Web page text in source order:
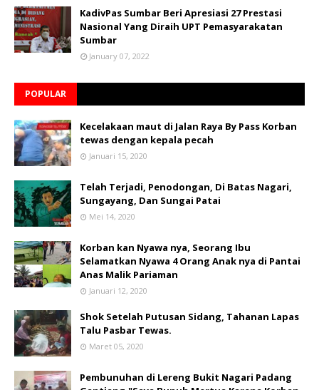
KadivPas Sumbar Beri Apresiasi 27 Prestasi
Nasional Yang Diraih UPT Pemasyarakatan
Sumbar
January 07, 2022
POPULAR
Kecelakaan maut di Jalan Raya By Pass Korban
tewas dengan kepala pecah
Januari 15, 2020
Telah Terjadi, Penodongan, Di Batas Nagari,
Sungayang, Dan Sungai Patai
Mei 14, 2020
Korban kan Nyawa nya, Seorang Ibu
Selamatkan Nyawa 4 Orang Anak nya di Pantai
Anas Malik Pariaman
Januari 12, 2020
Shok Setelah Putusan Sidang, Tahanan Lapas
Talu Pasbar Tewas.
Maret 05, 2020
Pembunuhan di Lereng Bukit Nagari Padang